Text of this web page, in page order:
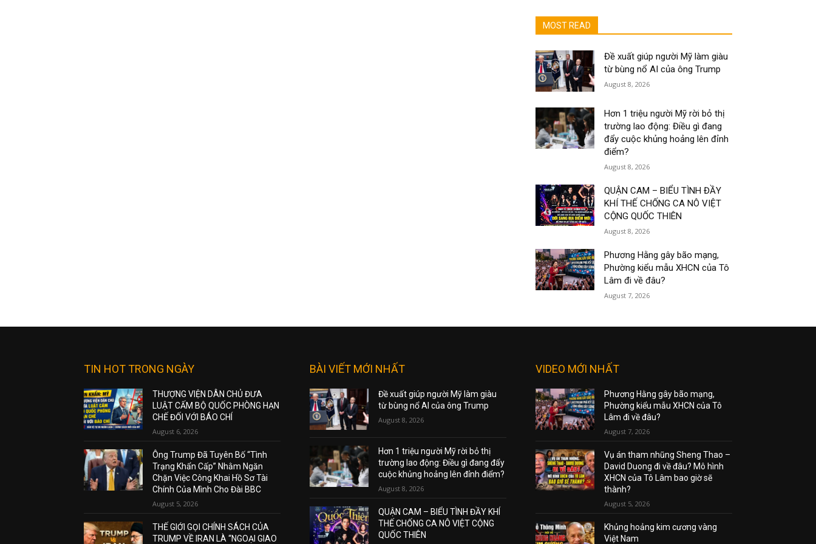
MOST READ
Đề xuất giúp người Mỹ làm giàu
từ bùng nổ AI của ông Trump
August 8, 2026
Hơn 1 triệu người Mỹ rời bỏ thị
trường lao động: Điều gì đang
đẩy cuộc khủng hoảng lên đỉnh
điểm?
August 8, 2026
QUẬN CAM – BIỂU TÌNH ĐẦY
KHÍ THẾ CHỐNG CA NÔ VIỆT
CỘNG QUỐC THIÊN
August 8, 2026
Phương Hằng gây bão mạng,
Phường kiểu mẫu XHCN của Tô
Lâm đi về đâu?
August 7, 2026
TIN HOT TRONG NGÀY
THƯỢNG VIỆN DÂN CHỦ ĐƯA
LUẬT CẤM BỘ QUỐC PHÒNG HẠN
CHẾ ĐỐI VỚI BÁO CHÍ
August 6, 2026
Ông Trump Đã Tuyên Bố “Tình
Trạng Khẩn Cấp” Nhằm Ngăn
Chặn Việc Công Khai Hồ Sơ Tài
Chính Của Mình Cho Đài BBC
August 5, 2026
THẾ GIỚI GỌI CHÍNH SÁCH CỦA
TRUMP VỀ IRAN LÀ “NGOẠI GIAO
BÀI VIẾT MỚI NHẤT
Đề xuất giúp người Mỹ làm giàu
từ bùng nổ AI của ông Trump
August 8, 2026
Hơn 1 triệu người Mỹ rời bỏ thị
trường lao động: Điều gì đang đẩy
cuộc khủng hoảng lên đỉnh điểm?
August 8, 2026
QUẬN CAM – BIỂU TÌNH ĐẦY KHÍ
THẾ CHỐNG CA NÔ VIỆT CỘNG
QUỐC THIÊN
VIDEO MỚI NHẤT
Phương Hằng gây bão mạng,
Phường kiểu mẫu XHCN của Tô
Lâm đi về đâu?
August 7, 2026
Vụ án tham nhũng Sheng Thao –
David Duong đi về đâu? Mô hình
XHCN của Tô Lâm bao giờ sẽ
thành?
August 5, 2026
Khủng hoảng kim cương vàng
Việt Nam